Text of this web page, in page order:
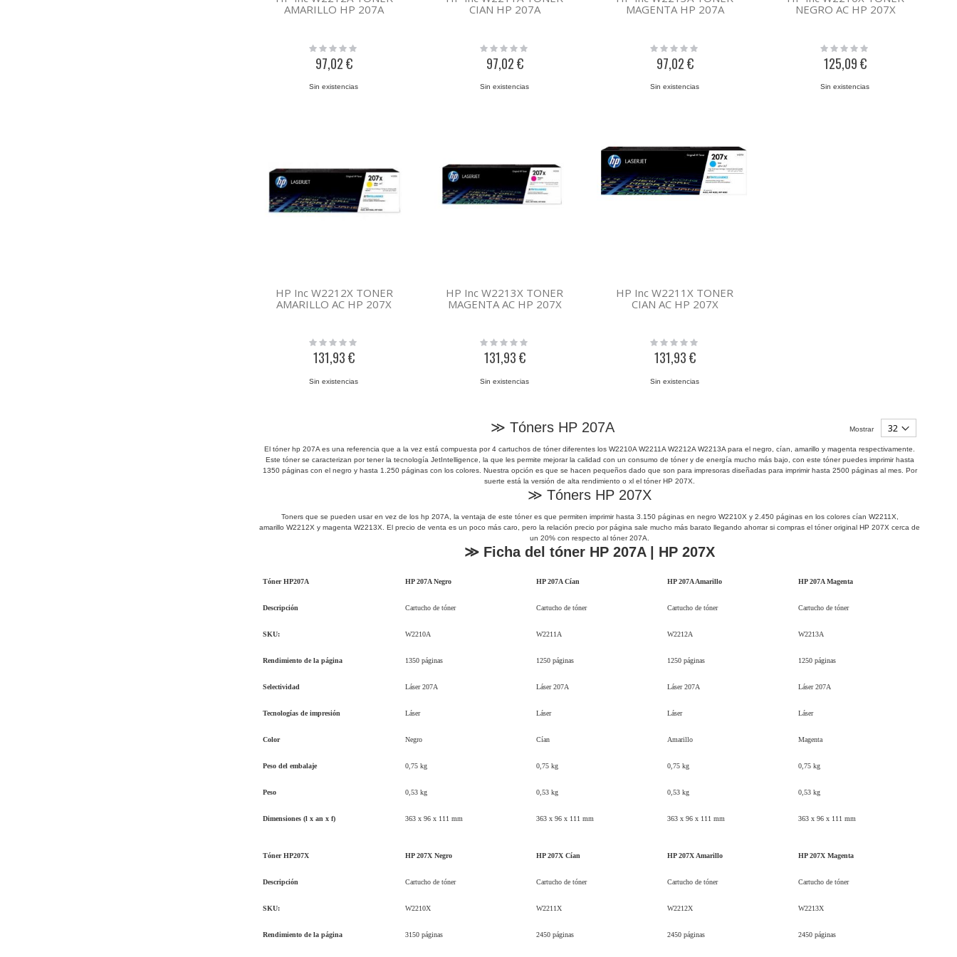
AMARILLO HP 207A
Rating:
97,02 €
Sin existencias
CIAN HP 207A
Rating:
97,02 €
Sin existencias
MAGENTA HP 207A
Rating:
97,02 €
Sin existencias
NEGRO AC HP 207X
Rating:
125,09 €
Sin existencias
HP Inc W2212X TONER
AMARILLO AC HP 207X
Rating:
131,93 €
Sin existencias
HP Inc W2213X TONER
MAGENTA AC HP 207X
Rating:
131,93 €
Sin existencias
HP Inc W2211X TONER
CIAN AC HP 207X
Rating:
131,93 €
Sin existencias
Mostrar
≫ Tóners HP 207A
El tóner hp 207A es una referencia que a la vez está compuesta por 4 cartuchos de tóner diferentes los W2210A W2211A W2212A W2213A para el negro, cían, amarillo y magenta respectivamente.
Este tóner se caracterizan por tener la tecnología JetIntelligence, la que les permite mejorar la calidad con un consumo de tóner y de energía mucho más bajo, con este tóner puedes imprimir hasta
1350 páginas con el negro y hasta 1.250 páginas con los colores. Nuestra opción es que se hacen pequeños dado que son para impresoras diseñadas para imprimir hasta 2500 páginas al mes. Por
suerte está la versión de alta rendimiento o xl el tóner HP 207X.
≫ Tóners HP 207X
Toners que se pueden usar en vez de los hp 207A, la ventaja de este tóner es que permiten imprimir hasta 3.150 páginas en negro W2210X y 2.450 páginas en los colores cían W2211X,
amarillo W2212X y magenta W2213X. El precio de venta es un poco más caro, pero la relación precio por página sale mucho más barato llegando ahorrar si compras el tóner original HP 207X cerca de
un 20% con respecto al tóner 207A.
≫ Ficha del tóner HP 207A | HP 207X
TónerHP207A HP 207A Negro HP 207A Cían HP 207A Amarillo HP 207A Magenta
Descripción Cartucho de tóner Cartucho de tóner Cartucho de tóner Cartucho de tóner
SKU: W2210A W2211A W2212A W2213A
Rendimiento de la página 1350 páginas 1250 páginas 1250 páginas 1250 páginas
Selectividad Láser 207A Láser 207A Láser 207A Láser 207A
Tecnologías de impresión Láser Láser Láser Láser
Color Negro Cían Amarillo Magenta
Peso del embalaje 0,75 kg 0,75 kg 0,75 kg 0,75 kg
Peso 0,53 kg 0,53 kg 0,53 kg 0,53 kg
Dimensiones (l x an x f) 363 x 96 x 111 mm 363 x 96 x 111 mm 363 x 96 x 111 mm 363 x 96 x 111 mm
Tóner HP207X HP 207X Negro HP 207X Cían HP 207X Amarillo HP 207X Magenta
Descripción Cartucho de tóner Cartucho de tóner Cartucho de tóner Cartucho de tóner
SKU: W2210X W2211X W2212X W2213X
Rendimiento de la página 3150 páginas 2450 páginas 2450 páginas 2450 páginas